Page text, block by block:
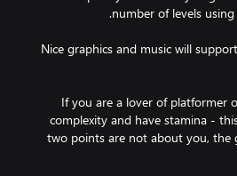
Nice graphics and music will
If you are a lover of platformer
complexity and have stamina -
two points are not about you, the